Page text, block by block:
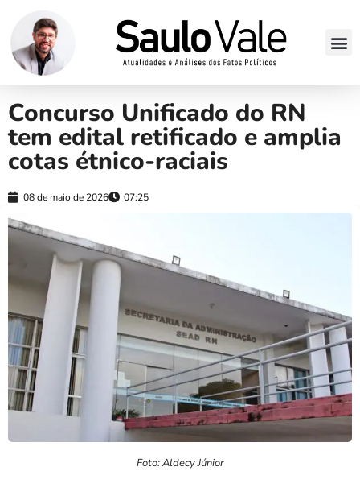
Concurso Unificado do RN
tem edital retificado e amplia
cotas étnico-raciais
08 de maio de 2026 07:25
Foto: Aldecy Júnior